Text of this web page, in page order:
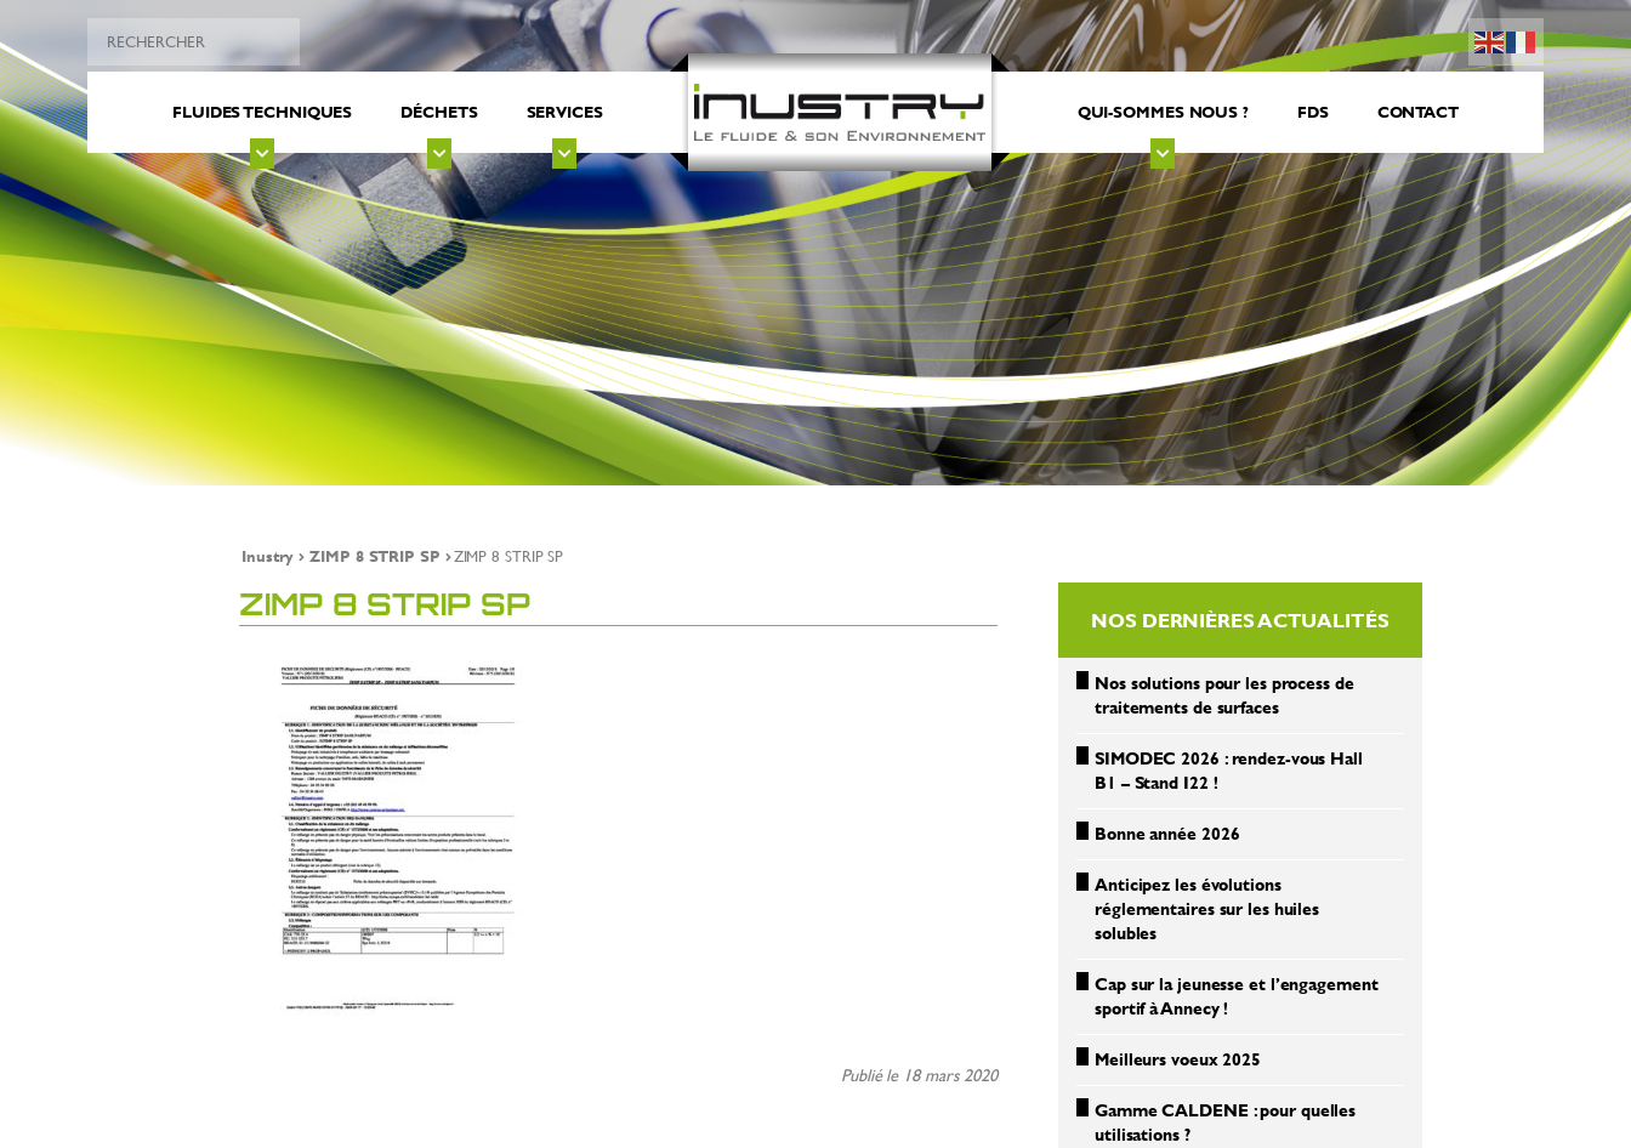
FLUIDES TECHNIQUES DÉCHETS SERVICES QUI-SOMMES NOUS ? FDS CONTACT
Inustry ZIMP 8 STRIP SP ZIMP 8 STRIP SP
ZIMP 8 STRIP SP
Publié le 18 mars 2020
NOS DERNIÈRES ACTUALITÉS
Nos solutions pour les process de
traitements de surfaces
SIMODEC 2026 : rendez-vous Hall
B1 – Stand I22 !
Bonne année 2026
Anticipez les évolutions
réglementaires sur les huiles
solubles
Cap sur la jeunesse et l’engagement
sportif à Annecy !
Meilleurs voeux 2025
Gamme CALDENE : pour quelles
utilisations ?